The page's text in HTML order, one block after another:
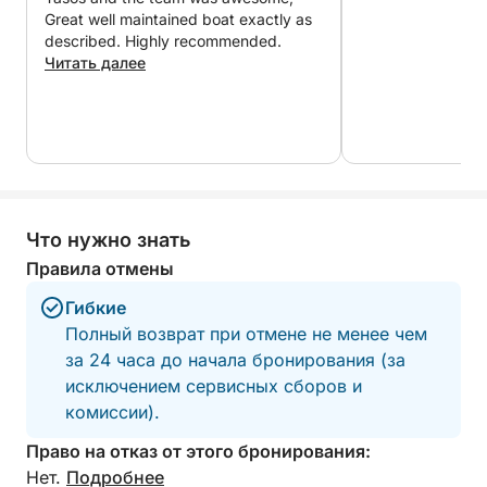
впечатляющих пещер Кери и скал Мизитрес —
двух самых ярких природных
достопримечательностей Закинфа. Путешествие
также известном как Черепаший остров.
плавания, снорклинга и отдыха на борту, этот тур
по всему острову предлагает самый полный
способ познакомиться с Закинфом. Он сочетает в
себе приключения, природную красоту и
комфорт в одном цельном путешествии, что
делает его идеальным выбором для
путешественников, желающих увидеть всё.
Для гостей, предпочитающих более активный
отдых, мы можем организовать водные виды
Great well maintained boat exactly as
described. Highly recommended.
Читать далее
Что нужно знать
Правила отмены
Гибкие
Полный возврат при отмене не менее чем
за 24 часа до начала бронирования (за
исключением сервисных сборов и
комиссии).
Право на отказ от этого бронирования:
Нет. Подробнее